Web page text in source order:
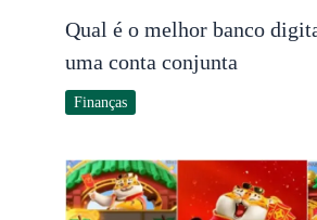
Qual é o melhor banco
uma conta conjunta
Finanças